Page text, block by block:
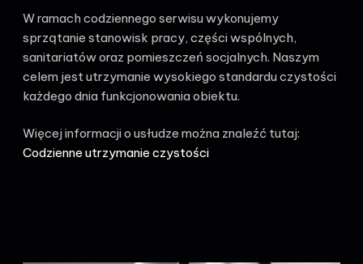
W ramach codziennego serwisu wykonujemy
sprzątanie stanowisk pracy, części wspólnych,
sanitariatów oraz pomieszczeń socjalnych. Naszym
celem jest utrzymanie wysokiego standardu czystości
każdego dnia funkcjonowania obiektu.
Więcej informacji o usłudze można znaleźć tutaj:
Codzienne utrzymanie czystości